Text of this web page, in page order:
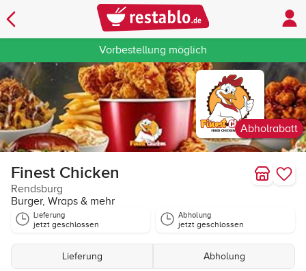
Vorbestellung möglich
Abholrabatt
Finest Chicken
Rendsburg
Burger, Wraps & mehr
Lieferung
jetzt geschlossen
Abholung
jetzt geschlossen
Lieferung Abholung